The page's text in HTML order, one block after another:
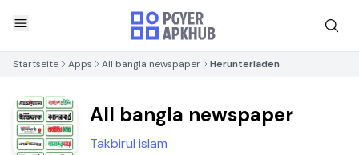
Startseite Apps All bangla newspaper Herunterladen
All bangla newspaper
Takbirul islam